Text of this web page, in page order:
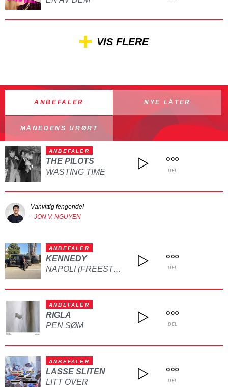
VIS FLERE
ANBEFALER NYE LÅTER
MÅNEDENS URØRT
ANBEFALER
THE PILOTS
WASTING TIME
DEL
Vanvittig fengende!
- JON V. NGUYEN
ANBEFALER
KENNEDY
NAPOLI (FREESTYLE) DEL
ANBEFALER
RIGLA
PEN SØM
DEL
ANBEFALER
LASSE SLITEN
LITT OVER
DEL